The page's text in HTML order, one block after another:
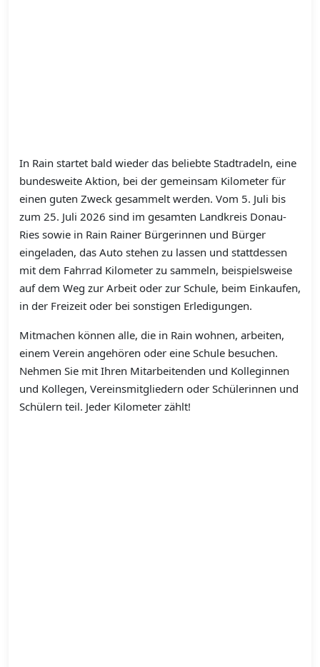
In Rain startet bald wieder das beliebte Stadtradeln, eine
bundesweite Aktion, bei der gemeinsam Kilometer für
einen guten Zweck gesammelt werden. Vom 5. Juli bis
zum 25. Juli 2026 sind im gesamten Landkreis Donau-
Ries sowie in Rain Rainer Bürgerinnen und Bürger
eingeladen, das Auto stehen zu lassen und stattdessen
mit dem Fahrrad Kilometer zu sammeln, beispielsweise
auf dem Weg zur Arbeit oder zur Schule, beim Einkaufen,
in der Freizeit oder bei sonstigen Erledigungen.
Mitmachen können alle, die in Rain wohnen, arbeiten,
einem Verein angehören oder eine Schule besuchen.
Nehmen Sie mit Ihren Mitarbeitenden und Kolleginnen
und Kollegen, Vereinsmitgliedern oder Schülerinnen und
Schülern teil. Jeder Kilometer zählt!